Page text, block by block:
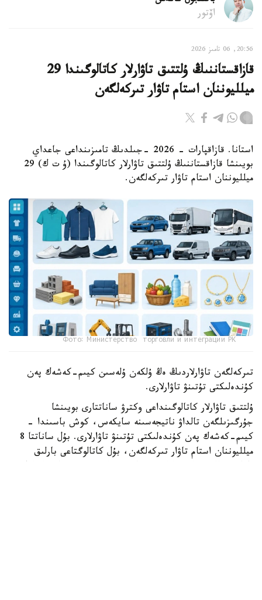
اۆتور
20:56, 06 تامىز 2026
قازاقستاننىڭ ۇلتتىق تاۋارلار كاتالوگىندا 29
ميلليوننان استام تاۋار تىركەلگەن
استانا. قازاقپارات - 2026 -جىلدىڭ تامىزىنداعى جاعداي
بويىنشا قازاقستاننىڭ ۇلتتىق تاۋارلار كاتالوگىندا (ۇ ت ك) 29
ميلليوننان استام تاۋار تىركەلگەن.
Фото: Министерство торговли и интеграции РК
تىركەلگەن تاۋارلاردىڭ ەڭ ۇلكەن ۇلەسىن كيىم-كەشەك پەن
كۇندەلىكتى تۇتىنۋ تاۋارلارى.
ۇلتتىق تاۋارلار كاتالوگىنداعى وكترۋ ساناتتارى بويىنشا
جۇرگىزىلگەن تالداۋ ناتيجەسىنە سايكەس، كوش باسىندا -
كيىم-كەشەك پەن كۇندەلىكتى تۇتىنۋ تاۋارلارى. بۇل ساناتتا 8
ميلليوننان استام تاۋار تىركەلگەن، بۇل كاتالوگتاعى بارلىق